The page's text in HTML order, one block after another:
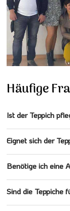
Häufige
Ist der Teppich
Eignet sich der
Benötige ich eine
Sind die Teppiche